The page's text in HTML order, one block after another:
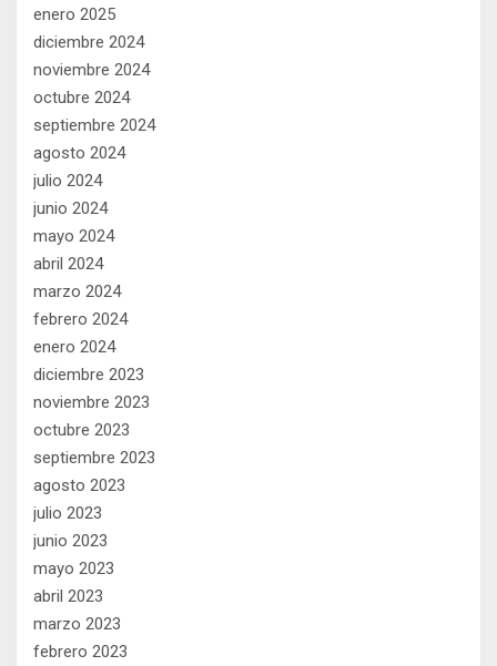
enero 2025
diciembre 2024
noviembre 2024
octubre 2024
septiembre 2024
agosto 2024
julio 2024
junio 2024
mayo 2024
abril 2024
marzo 2024
febrero 2024
enero 2024
diciembre 2023
noviembre 2023
octubre 2023
septiembre 2023
agosto 2023
julio 2023
junio 2023
mayo 2023
abril 2023
marzo 2023
febrero 2023